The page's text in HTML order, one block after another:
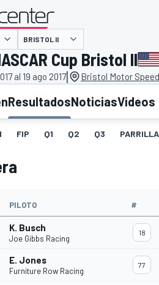
presentado por
BRISTOL II
Cup Bristol II
al 19 ago 2017| Bristol Motor
ResultadosNoticiasVideos
FIP Q1 Q2 Q3 PARRILLA
PILOTO #
K. Busch
Joe Gibbs Racing
18
E. Jones
Furniture Row Racing
77